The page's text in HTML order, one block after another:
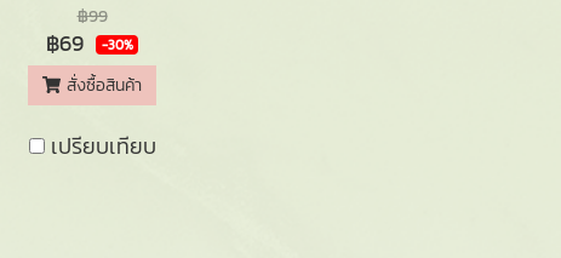
฿99
฿69 -30%
สั่งซื้อสินค้า
เปรียบเทียบ